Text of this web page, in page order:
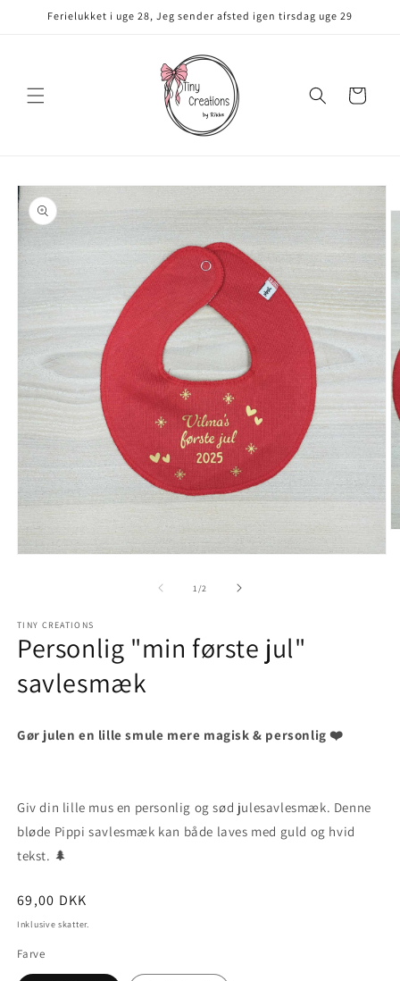
Gå tilFerielukket i uge 28, Jeg sender afsted igen tirsdag uge 29
Indkøbskurv
til
1 /af2
TINY CREATIONS
Personlig "min første jul"
savlesmæk
Gør julen en lille smule mere magisk & personlig ❤️
Giv din lille mus en personlig og sød julesavlesmæk. Denne
bløde Pippi savlesmæk kan både laves med guld og hvid
tekst. 🌲
Normalpris
69,00 DKK
Inklusive skatter.
Farve